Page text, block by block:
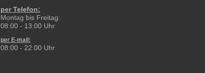
per Telefon:
Montag bis Freitag:
08:00 - 13:00 Uhr
per E-mail:
08:00 - 22:00 Uhr